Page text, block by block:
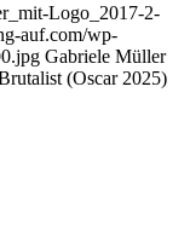
Logo_2017-2-
auf.com/wp-
Gabriele Müller
(Oscar 2025)